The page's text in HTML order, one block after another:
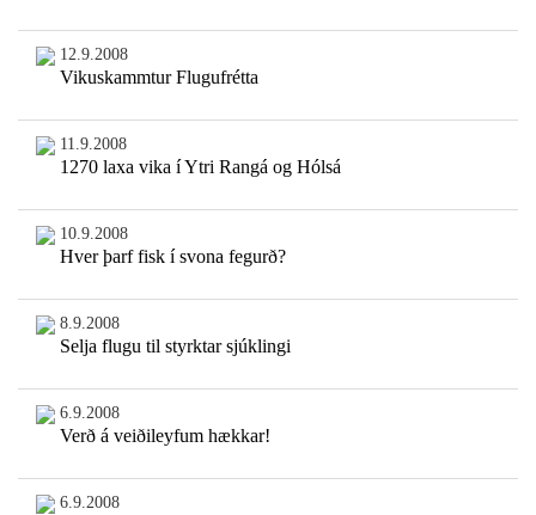
12.9.2008
Vikuskammtur Flugufrétta
11.9.2008
1270 laxa vika í Ytri Rangá og Hólsá
10.9.2008
Hver þarf fisk í svona fegurð?
8.9.2008
Selja flugu til styrktar sjúklingi
6.9.2008
Verð á veiðileyfum hækkar!
6.9.2008